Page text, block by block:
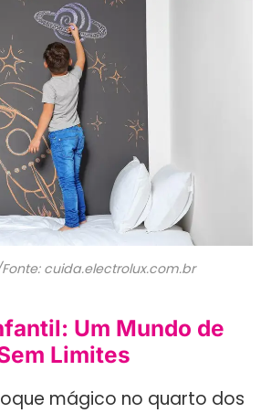
cuida.electrolux.com.br
Um Mundo de
Limites
mágico no quarto dos